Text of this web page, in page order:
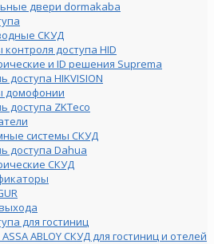
двери dormakaba
СКУД
доступа HID
и ID решения Suprema
доступа HIKVISION
домофонии
доступа ZKTeco
системы СКУД
доступа Dahua
СКУД
для гостиниц
ABLOY СКУД для гостиниц и отелей